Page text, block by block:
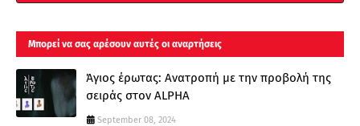
Μπορεί να σας αρέσουν αυτές οι αναρτήσεις
Άγιος έρωτας: Ανατροπή με την προβολή της
σειράς στον ALPHA
September 08, 2024